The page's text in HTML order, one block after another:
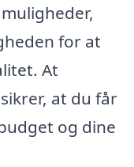
for at
At
at du får
og dine